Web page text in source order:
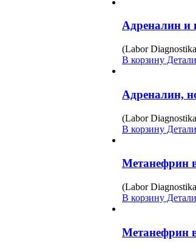
Адреналин и
(Labor
В корзину Детали
Адреналин,
(Labor
В корзину Детали
Метанефрин
(Labor
В корзину Детали
Метанефрин